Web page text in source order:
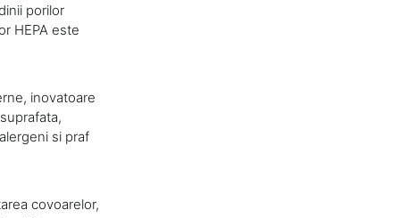
porilor
HEPA este
inovatoare
si praf
covoarelor,